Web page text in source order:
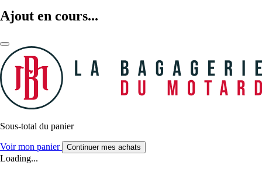
Ajout en cours...
Sous-total du panier
Voir mon panier Continuer mes achats
Loading...